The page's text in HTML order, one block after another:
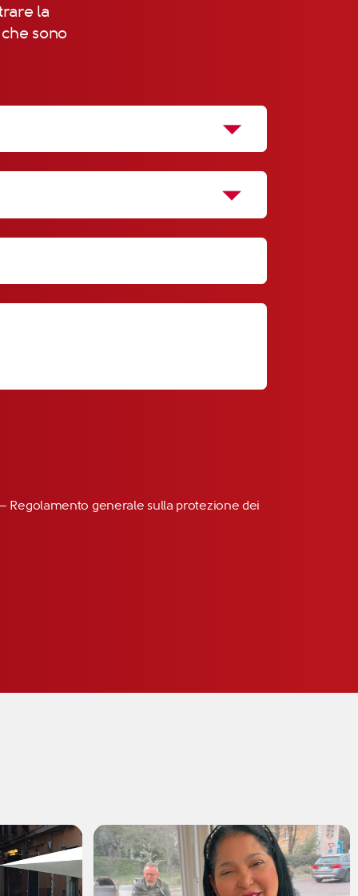
la
sono
Regolamento generale sulla protezione dei